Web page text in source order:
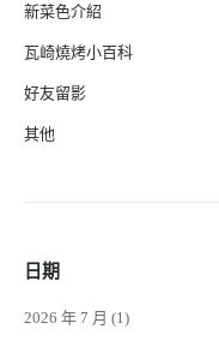
新菜色介紹
瓦崎燒烤小百科
好友留影
其他
日期
2026 年 7 月 (1)